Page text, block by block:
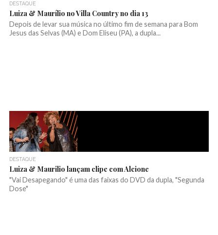
DESTAQUE
Luiza & Maurílio no Villa Country no dia 13
Depois de levar sua música no último fim de semana para Bom
Jesus das Selvas (MA) e Dom Eliseu (PA), a dupla...
DESTAQUE
Luiza & Maurilio lançam clipe com Alcione
"Vai Desapegando" é uma das faixas do DVD da dupla, "Segunda
Dose"